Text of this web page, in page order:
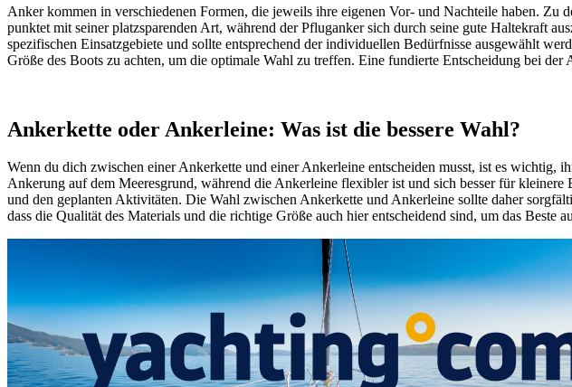
Anker kommen in verschiedenen Formen, die jeweils ihre eigenen Vor- und Nachteile haben.
punktet mit seiner platzsparenden Art, während der Pfluganker sich durch seine gute Haltekraft
spezifischen Einsatzgebiete und sollte entsprechend der individuellen Bedürfnisse ausgewählt
Größe des Boots zu achten, um die optimale Wahl zu treffen. Eine fundierte Entscheidung bei
Ankerkette oder Ankerleine: Was ist die bessere Wahl?
Wenn du dich zwischen einer Ankerkette und einer Ankerleine entscheiden musst, ist es wichtig,
Ankerung auf dem Meeresgrund, während die Ankerleine flexibler ist und sich besser für
und den geplanten Aktivitäten. Die Wahl zwischen Ankerkette und Ankerleine sollte daher
dass die Qualität des Materials und die richtige Größe auch hier entscheidend sind, um das Beste